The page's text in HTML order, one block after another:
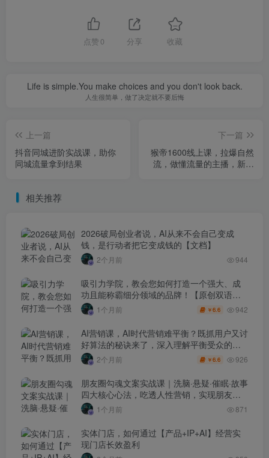
点赞 0 分享 收藏
Life is simple.You make choices and you don't look back.
人生很简单，做了决定就不要后悔
上一篇
抖音同城进阶实战课，助你
同城流量拿到结果
下一篇
猴帝1600线上课，拉爆自然
流，做懂流量的主播，新规
相关推荐
2026破局创业者说，AI从来不会自己变成
钱，是行动者把它变成钱的【文档】
2个月前 944
吸引力学院，教会您如何打造一个强大、成
功且能称霸细分领域的品牌！【原创双语字
幕】 1个月前 ￥6.6 942
AI营销课，AI时代营销难平衡？既抓用户又讨
好算法的秘诀来了，深入理解平衡受众的需
求【原创双语字幕】
2个月前 ￥6.6 926
朋友圈勾魂文案实战课｜洗脑·悬疑·催眠·故事
四大核心心法，吃透人性营销，实现朋友圈
不销而售被动成交
1个月前 871
实体门店，如何通过【产品+IP+AI】经营实
现门店长效盈利